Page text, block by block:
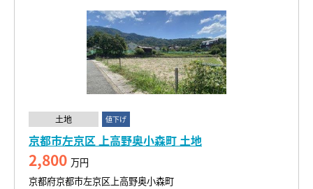
土地 値下げ
京都市左京区 上高野奥小森町 土地
2,800 万円
京都府京都市左京区上高野奥小森町